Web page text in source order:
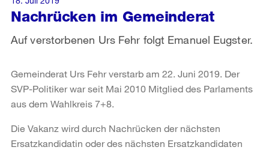
Nachrücken im Gemeinderat
Auf verstorbenen Urs Fehr folgt Emanuel Eugster.
Gemeinderat Urs Fehr verstarb am 22. Juni 2019. Der
SVP-Politiker war seit Mai 2010 Mitglied des Parlaments
aus dem Wahlkreis 7+8.
Die Vakanz wird durch Nachrücken der nächsten
Ersatzkandidatin oder des nächsten Ersatzkandidaten